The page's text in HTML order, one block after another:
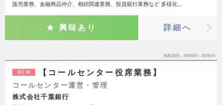
販売業務、金融商品仲介、相続関連業務、投資銀行業務など 多様化…
興味あり 詳細へ
掲載期間 26/08/06～26/08/19
NEW 【コールセンター役席業務】
コールセンター運営・管理
株式会社千葉銀行